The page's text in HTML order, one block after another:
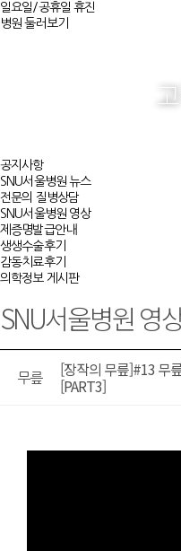
일요일/공휴일 휴진
병원 둘러보기
공지사항
SNU서울병원 뉴스
전문의 질병상담
SNU서울병원 영상
제증명발급안내
생생수술후기
감동치료후기
의학정보 게시판
SNU서울병원 영
무릎 [장작의 무릎]#13 무
[PART3]